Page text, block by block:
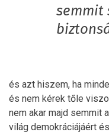
semmit
és azt hiszem, ha
és nem kérek tőle
nem akar majd semmit
világ demokráciájáért